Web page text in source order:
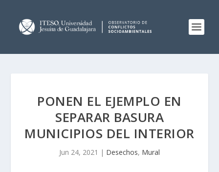
PONEN EL EJEMPLO EN
SEPARAR BASURA
MUNICIPIOS DEL INTERIOR
Jun 24, 2021 | Desechos, Mural